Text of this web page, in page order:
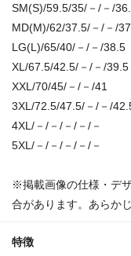
SM(S)/59.5/35/－/－/
MD(M)/62/37.5/－/－/
LG(L)/65/40/－/－/38.5
XL/67.5/42.5/－/－/39.5
XXL/70/45/－/－/41
3XL/72.5/47.5/－/－/
4XL/－/－/－/－/－
5XL/－/－/－/－/－
※掲載画像の仕様・デ
合があります。あらか
特徴